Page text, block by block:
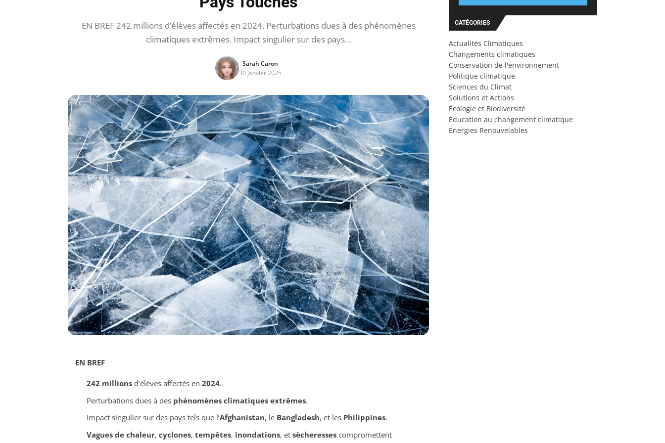
EN BREF 242 millions d’élèves affectés en 2024. Perturbations dues à des phénomènes
climatiques extrêmes. Impact singulier sur des pays…
Sarah Caron
30 janvier 2025
EN BREF
242 millionsd’élèves affectés en 2024.
Perturbations dues à des phénomènes climatiques extrêmes.
Impact singulier sur des pays tels que l’Afghanistan, le Bangladesh, et les Philippines.
Vagues de chaleur, cyclones, tempêtes, inondations, et sècheressescompromettent
CATÉGORIES
Actualités Climatiques
Changements climatiques
Conservation de l'environnement
Politique climatique
Sciences du Climat
Solutions et Actions
Écologie et Biodiversité
Éducation au changement climatique
Énergies Renouvelables